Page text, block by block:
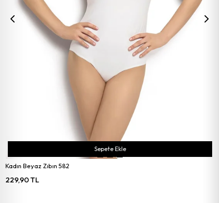
Kadın Beyaz Zıbın 582
229,90 TL
Sepete Ekle